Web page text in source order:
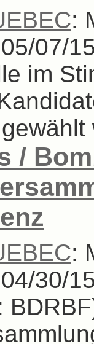
:
07/
im
/
:
30/